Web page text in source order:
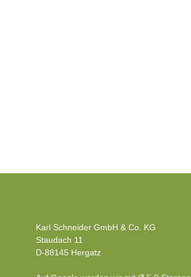
Karl Schneider GmbH & Co. KG
Staudach 11
D-88145 Hergatz